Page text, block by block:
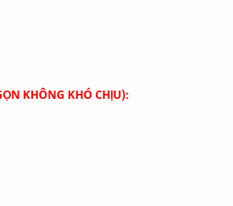
KHÔNG KHÓ CHỊU):